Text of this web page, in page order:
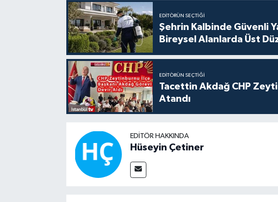
EDITÖRÜN SEÇTIĞI
Şehrin Kalbinde Güvenli
Bireysel Alanlarda Üst
EDITÖRÜN SEÇTIĞI
Tacettin Akdağ CHP
Atandı
EDITÖR HAKKINDA
Hüseyin Çetiner